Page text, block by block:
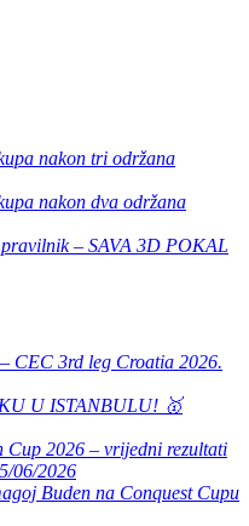
nakon tri održana
nakon dva održana
– SAVA 3D POKAL
CEC 3rd leg Croatia 2026.
U ISTANBULU! 🥇
Cup 2026 – vrijedni rezultati
06/2026
Buden na Conquest Cupu